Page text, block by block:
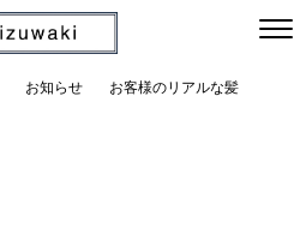
お知らせ お客様のリアルな髪